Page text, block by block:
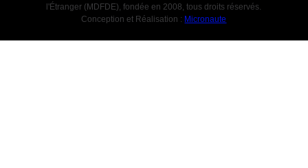
l'Étranger (MDFDE), fondée en 2008, tous droits réservés.
Conception et Réalisation : Micronaute